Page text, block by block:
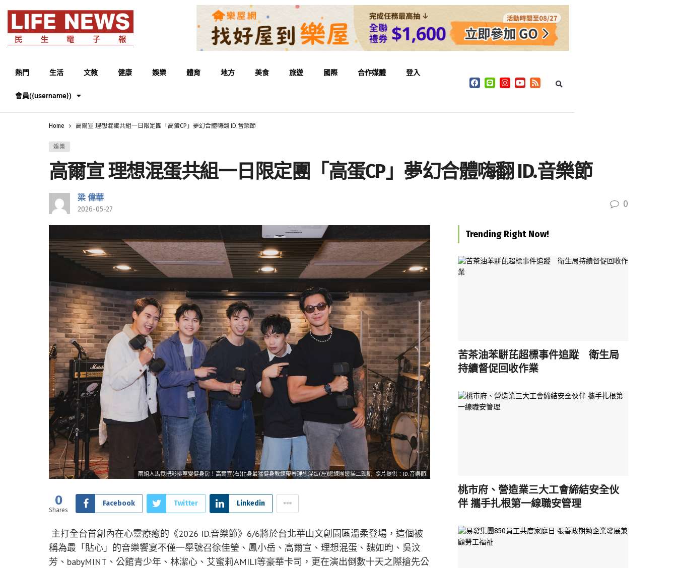
熱門 生活 文教 健康 娛樂 體育 地方 美食 旅遊 國際 合作媒體 登入
會員({username})
Home 高爾宣 理想混蛋共組一日限定團「高蛋CP」夢幻合體嗨翻 ID.音樂節
娛樂
高爾宣 理想混蛋共組一日限定團「高蛋CP」夢幻合體嗨翻 ID.音樂節
梁 偉華
2026-05-27 0
兩組人馬竟把彩排室變健身房！高爾宣(右)化身最猛健身教練帶著理想混蛋(左)邊練團邊操二頭肌 照片提供：ID.音樂節
0
Shares
Facebook Twitter Linkedin
主打全台首創內在心靈療癒的《2026 ID.音樂節》6/6將於台北華山文創園區溫柔登場，這個被
稱為最「貼心」的音樂饗宴不僅一舉號召徐佳瑩、鳳小岳、高爾宣、理想混蛋、魏如昀、吳汶
芳、babyMINT、公館青少年、林潔心、艾蜜莉AMILI等豪華卡司，更在演出倒數十天之際搶先公
Trending Right Now!
苦茶油苯駢芘超標事件追蹤 衛生局
持續督促回收作業
桃市府、營造業三大工會締結安全伙
伴 攜手扎根第一線職安管理